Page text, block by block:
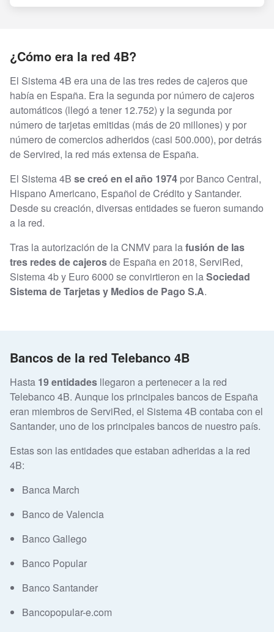
¿Cómo era la red 4B?
El Sistema 4B era una de las tres redes de cajeros que
había en España. Era la segunda por número de cajeros
automáticos (llegó a tener 12.752) y la segunda por
número de tarjetas emitidas (más de 20 millones) y por
número de comercios adheridos (casi 500.000), por detrás
de Servired, la red más extensa de España.
El Sistema 4B se creó en el año 1974 por Banco Central,
Hispano Americano, Español de Crédito y Santander.
Desde su creación, diversas entidades se fueron sumando
a la red.
Tras la autorización de la CNMV para lafusión de las
tres redes de cajerosde España en 2018, ServiRed,
Sistema 4b y Euro 6000 se convirtieron en laSociedad
Sistema de Tarjetas y Medios de Pago S.A.
Bancos de la red Telebanco 4B
Hasta 19 entidades llegaron a pertenecer a la red
Telebanco 4B. Aunque los principales bancos de España
eran miembros de ServiRed, el Sistema 4B contaba con el
Santander, uno de los principales bancos de nuestro país.
Estas son las entidades que estaban adheridas a la red
4B:
Banca March
Banco de Valencia
Banco Gallego
Banco Popular
Banco Santander
Bancopopular-e.com